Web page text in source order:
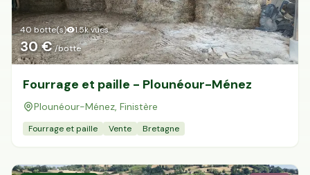
40 botte(s) 1.5kvues
30 €/botte
Fourrage et paille - Plounéour-Ménez
Plounéour-Ménez, Finistère
Fourrage et paille Vente Bretagne